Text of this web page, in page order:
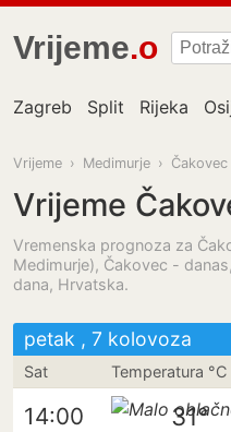
Vrijeme.one
Zagreb Split Rijeka
Vrijeme › Medimurje › Čakovec
Vrijeme
Vremenska prognoza za
Medimurje), Čakovec -
dana, Hrvatska.
petak , 7 kolovoza
Sat Temperatura °C
14:00 31°